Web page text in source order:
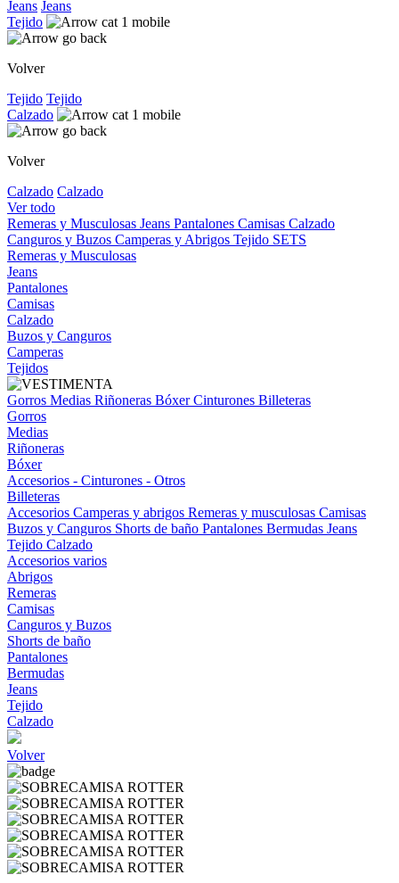
Jeans Jeans
Tejido
Volver
Tejido Tejido
Calzado
Volver
Calzado Calzado
Ver todo
Remeras y Musculosas Jeans Pantalones Camisas Calzado
Canguros y Buzos Camperas y Abrigos Tejido SETS
Remeras y Musculosas
Jeans
Pantalones
Camisas
Calzado
Buzos y Canguros
Camperas
Tejidos
Gorros Medias Riñoneras BóxerCinturones Billeteras
Gorros
Medias
Riñoneras
Bóxer
Accesorios - Cinturones - Otros
Billeteras
Accesorios Camperas y abrigos Remeras y musculosas Camisas
Buzos y Canguros Shorts de baño Pantalones Bermudas Jeans
Tejido Calzado
Accesorios varios
Abrigos
Remeras
Camisas
Canguros y Buzos
Shorts de baño
Pantalones
Bermudas
Jeans
Tejido
Calzado
Volver